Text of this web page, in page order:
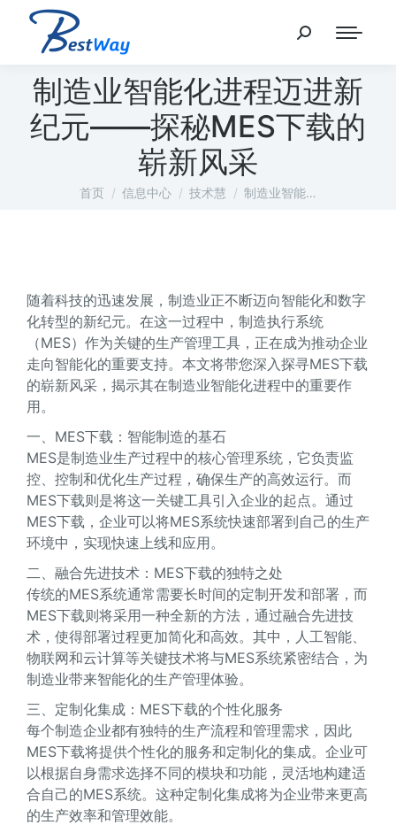
制造业智能化进程迈进新
纪元——探秘MES下载的
崭新风采
您在这里：
首页 信息中心 技术慧 制造业智能…
随着科技的迅速发展，制造业正不断迈向智能化和数字
化转型的新纪元。在这一过程中，制造执行系统
（MES）作为关键的生产管理工具，正在成为推动企业
走向智能化的重要支持。本文将带您深入探寻MES下载
的崭新风采，揭示其在制造业智能化进程中的重要作
用。
一、MES下载：智能制造的基石
MES是制造业生产过程中的核心管理系统，它负责监
控、控制和优化生产过程，确保生产的高效运行。而
MES下载则是将这一关键工具引入企业的起点。通过
MES下载，企业可以将MES系统快速部署到自己的生产
环境中，实现快速上线和应用。
二、融合先进技术：MES下载的独特之处
传统的MES系统通常需要长时间的定制开发和部署，而
MES下载则将采用一种全新的方法，通过融合先进技
术，使得部署过程更加简化和高效。其中，人工智能、
物联网和云计算等关键技术将与MES系统紧密结合，为
制造业带来智能化的生产管理体验。
三、定制化集成：MES下载的个性化服务
每个制造企业都有独特的生产流程和管理需求，因此
MES下载将提供个性化的服务和定制化的集成。企业可
以根据自身需求选择不同的模块和功能，灵活地构建适
合自己的MES系统。这种定制化集成将为企业带来更高
的生产效率和管理效能。